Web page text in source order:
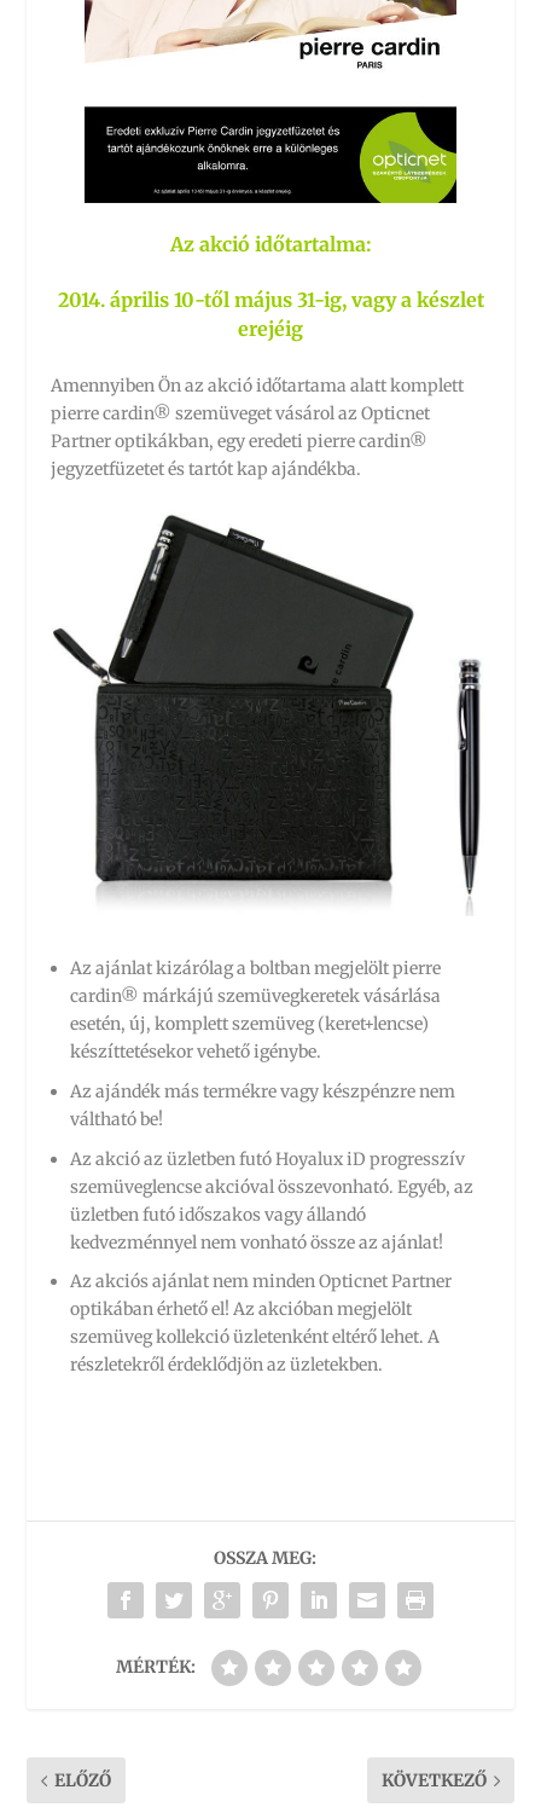
Az akció időtartalma:
2014. április 10-től május 31-ig, vagy a készlet
erejéig
Amennyiben Ön az akció időtartama alatt komplett
pierre cardin® szemüveget vásárol az Opticnet
Partner optikákban, egy eredeti pierre cardin®
jegyzetfüzetet és tartót kap ajándékba.
Az ajánlat kizárólag a boltban megjelölt pierre
cardin® márkájú szemüvegkeretek vásárlása
esetén, új, komplett szemüveg (keret+lencse)
készíttetésekor vehető igénybe.
Az ajándék más termékre vagy készpénzre nem
váltható be!
Az akció az üzletben futó Hoyalux iD progresszív
szemüveglencse akcióval összevonható. Egyéb, az
üzletben futó időszakos vagy állandó
kedvezménnyel nem vonható össze az ajánlat!
Az akciós ajánlat nem minden Opticnet Partner
optikában érhető el! Az akcióban megjelölt
szemüveg kollekció üzletenként eltérő lehet. A
részletekről érdeklődjön az üzletekben.
OSSZA MEG:
MÉRTÉK:
ELŐZŐ KÖVETKEZŐ